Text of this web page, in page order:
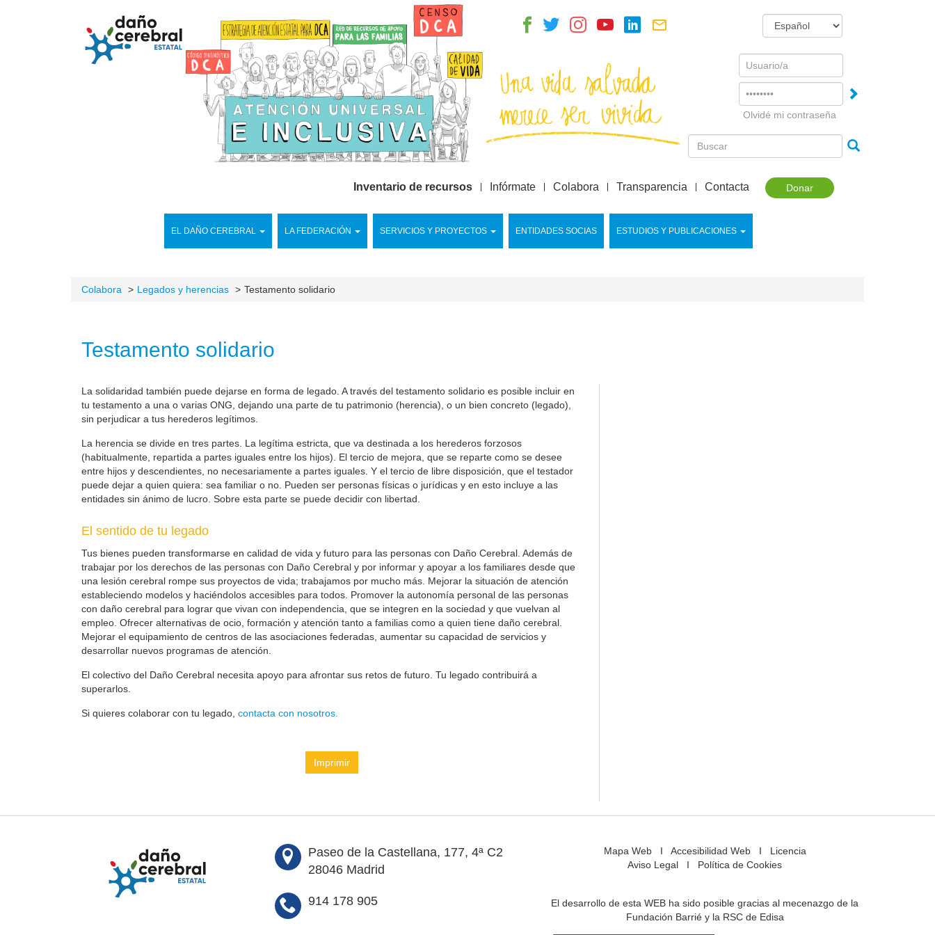
Username
Olvidé mi contraseña
Donar
EL DAÑO CEREBRAL LA FEDERACIÓN SERVICIOS Y PROYECTOS ENTIDADES SOCIAS ESTUDIOS Y PUBLICACIONES
Inventario de recursos Infórmate Colabora Transparencia Contacta
Colabora Legados y herencias Testamento solidario
Testamento solidario
La solidaridad también puede dejarse en forma de legado. A través del testamento solidario es posible incluir en
tu testamento a una o varias ONG, dejando una parte de tu patrimonio (herencia), o un bien concreto (legado),
sin perjudicar a tus herederos legítimos.
La herencia se divide en tres partes. La legítima estricta, que va destinada a los herederos forzosos
(habitualmente, repartida a partes iguales entre los hijos). El tercio de mejora, que se reparte como se desee
entre hijos y descendientes, no necesariamente a partes iguales. Y el tercio de libre disposición, que el testador
puede dejar a quien quiera: sea familiar o no. Pueden ser personas físicas o jurídicas y en esto incluye a las
entidades sin ánimo de lucro. Sobre esta parte se puede decidir con libertad.
El sentido de tu legado
Tus bienes pueden transformarse en calidad de vida y futuro para las personas con Daño Cerebral. Además de
trabajar por los derechos de las personas con Daño Cerebral y por informar y apoyar a los familiares desde que
una lesión cerebral rompe sus proyectos de vida; trabajamos por mucho más. Mejorar la situación de atención
estableciendo modelos y haciéndolos accesibles para todos. Promover la autonomía personal de las personas
con daño cerebral para lograr que vivan con independencia, que se integren en la sociedad y que vuelvan al
empleo. Ofrecer alternativas de ocio, formación y atención tanto a familias como a quien tiene daño cerebral.
Mejorar el equipamiento de centros de las asociaciones federadas, aumentar su capacidad de servicios y
desarrollar nuevos programas de atención.
El colectivo del Daño Cerebral necesita apoyo para afrontar sus retos de futuro. Tu legado contribuirá a
superarlos.
Si quieres colaborar con tu legado, contacta con nosotros.
Imprimir
Paseo de la Castellana, 177, 4ª C2
28046 Madrid
914 178 905
Mapa WebI Accesibilidad WebI Licencia
Aviso Legal I Política de Cookies
El desarrollo de esta WEB ha sido posible gracias al mecenazgo de la
Fundación Barrié y la RSC de Edisa